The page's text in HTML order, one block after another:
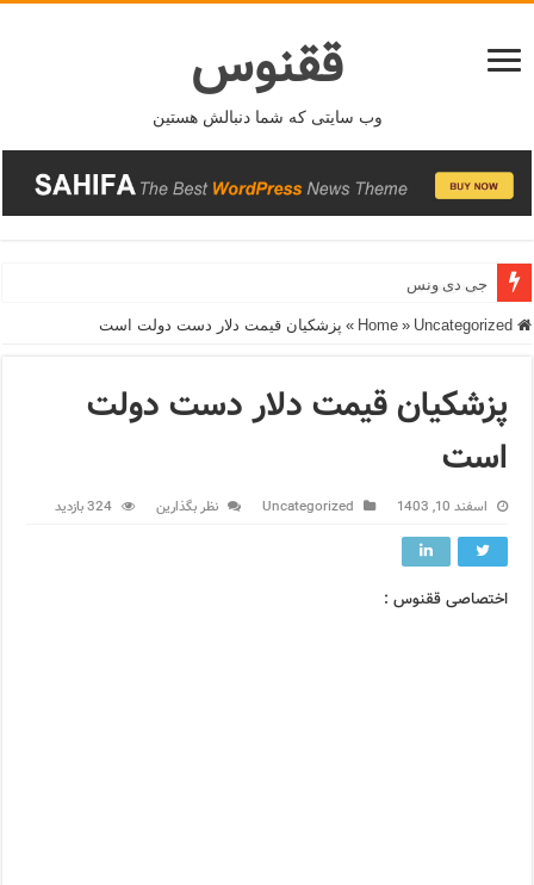
ققنوس
وب سایتی که شما دنبالش هستین
جی دی ونس
» Uncategorized
» پزشکیان قیمت دلار دست دولت است
پزشکیان قیمت دلار دست دولت
است
اسفند 10, 1403 Uncategorized نظر بگذارین 324 بازدید
اختصاصی ققنوس :